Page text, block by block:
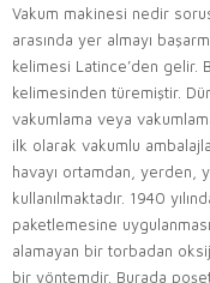
Vakum makinesi nedir
arasında yer almayı
kelimesi Latince’den gelir.
kelimesinden türemiştir.
vakumlama veya
ilk olarak vakumlu
havayı ortamdan, yerden,
kullanılmaktadır. 1940
paketlemesine
alamayan bir torbadan
bir yöntemdir. Burada